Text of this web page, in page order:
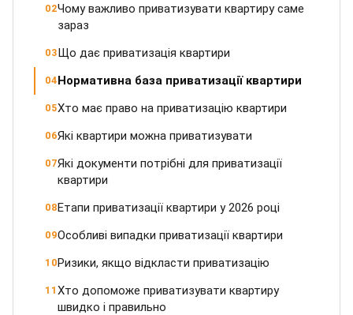
02Чому важливо приватизувати квартиру саме
зараз
03Що дає приватизація квартири
04Нормативна база приватизації квартири
05Хто має право на приватизацію квартири
06Які квартири можна приватизувати
07Які документи потрібні для приватизації
квартири
08Етапи приватизації квартири у 2026 році
09Особливі випадки приватизації квартири
10Ризики, якщо відкласти приватизацію
11 Хто допоможе приватизувати квартиру
швидко і правильно